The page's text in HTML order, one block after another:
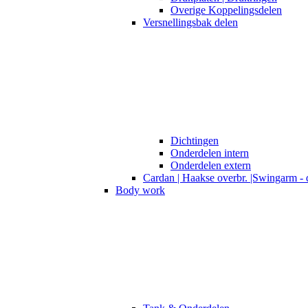
Overige Koppelingsdelen
Versnellingsbak delen
Dichtingen
Onderdelen intern
Onderdelen extern
Cardan | Haakse overbr. |Swingarm -
Body work